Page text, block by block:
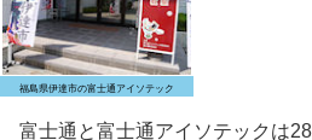
福島県伊達市の富士通アイソテック
富士通と富士通アイソテックは